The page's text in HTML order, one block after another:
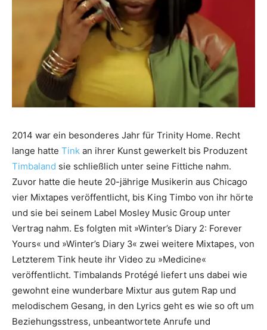
2014 war ein besonderes Jahr für Trinity Home. Recht
lange hatte Tink an ihrer Kunst gewerkelt bis Produzent
Timbaland sie schließlich unter seine Fittiche nahm.
Zuvor hatte die heute 20-jährige Musikerin aus Chicago
vier Mixtapes veröffentlicht, bis King Timbo von ihr hörte
und sie bei seinem Label Mosley Music Group unter
Vertrag nahm. Es folgten mit »Winter’s Diary 2: Forever
Yours« und »Winter’s Diary 3« zwei weitere Mixtapes, von
Letzterem Tink heute ihr Video zu »Medicine«
veröffentlicht. Timbalands Protégé liefert uns dabei wie
gewohnt eine wunderbare Mixtur aus gutem Rap und
melodischem Gesang, in den Lyrics geht es wie so oft um
Beziehungsstress, unbeantwortete Anrufe und